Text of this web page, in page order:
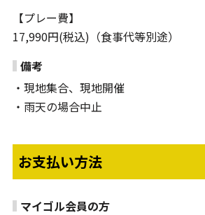
【プレー費】
17,990円(税込)（食事代等別途）
備考
・現地集合、現地開催
・雨天の場合中止
お支払い方法
マイゴル会員の方